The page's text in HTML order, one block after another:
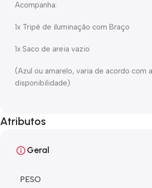
Acompanha:
1x Tripé de iluminação com Braço
1x Saco de areia vazio
(Azul ou amarelo, varia de acordo com a
disponibilidade)
Atributos
Geral
PESO